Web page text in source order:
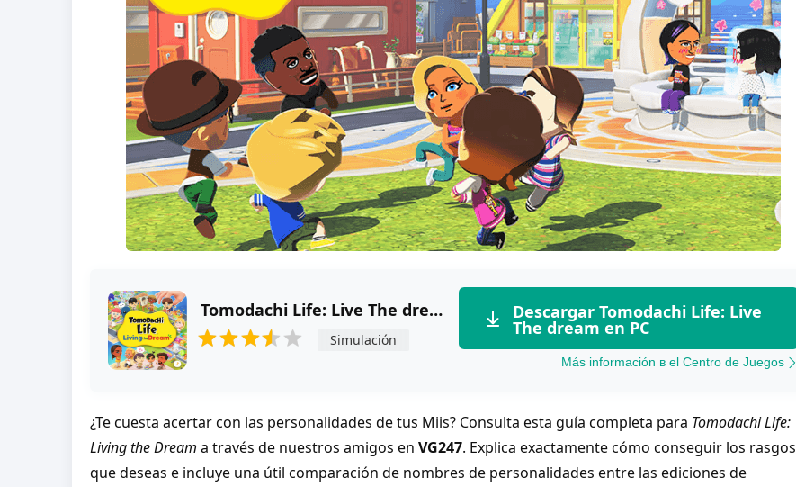
Tomodachi Life: Live The dream
Simulación
Descargar Tomodachi Life: Live
The dream en PC
Más información в el Centro de Juegos
¿Te cuesta acertar con las personalidades de tus Miis? Consulta esta guía completa para Tomodachi Life:
Living the Dream a través de nuestros amigos en VG247. Explica exactamente cómo conseguir los rasgos
que deseas e incluye una útil comparación de nombres de personalidades entre las ediciones de